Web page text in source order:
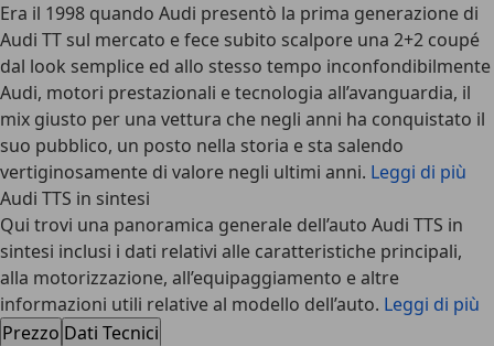
Era il 1998 quando Audi presentò la prima generazione di
Audi TT sul mercato e fece subito scalpore una 2+2 coupé
dal look semplice ed allo stesso tempo inconfondibilmente
Audi, motori prestazionali e tecnologia all’avanguardia, il
mix giusto per una vettura che negli anni ha conquistato il
suo pubblico, un posto nella storia e sta salendo
vertiginosamente di valore negli ultimi anni. Leggi di più
Audi TTS in sintesi
Qui trovi una panoramica generale dell’auto Audi TTS in
sintesi inclusi i dati relativi alle caratteristiche principali,
alla motorizzazione, all’equipaggiamento e altre
informazioni utili relative al modello dell’auto. Leggi di più
Prezzo Dati Tecnici